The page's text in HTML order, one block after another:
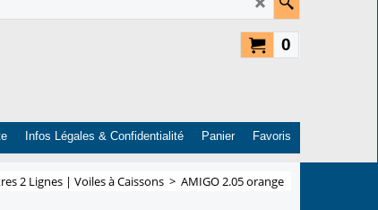
0
Infos Légales & Confidentialité Panier Favoris
2 Lignes | Voiles à Caissons > AMIGO 2.05 orange